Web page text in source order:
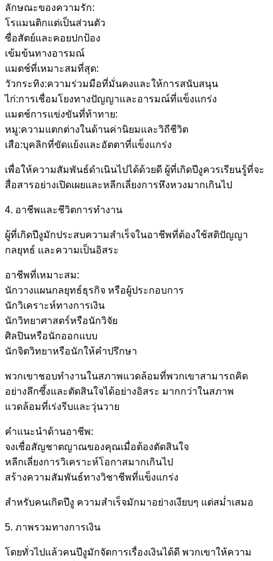
ลักษณะของความรัก:
โรแมนติกแต่เป็นส่วนตัว
ซื่อสัตย์และคอยปกป้อง
เข้มข้นทางอารมณ์
แมตช์ที่เหมาะสมที่สุด:
วัวกระทิง:ความร่วมมือที่มั่นคงและให้การสนับสนุน
ไก่:การเชื่อมโยงทางปัญญาและอารมณ์ที่แข็งแกร่ง
แมตช์การแข่งขันที่ท้าทาย:
หมู:ความแตกต่างในด้านค่านิยมและวิถีชีวิต
เสือ:บุคลิกที่ขัดแย้งและอัตตาที่แข็งแกร่ง
เพื่อให้ความสัมพันธ์ดำเนินไปได้ด้วยดี ผู้ที่เกิดปีงูควรเรียนรู้ที่จะ
สื่อสารอย่างเปิดเผยและหลีกเลี่ยงการหึงหวงมากเกินไป
4. อาชีพและชีวิตการทำงาน
ผู้ที่เกิดปีงูมักประสบความสำเร็จในอาชีพที่ต้องใช้สติปัญญา
กลยุทธ์ และความเป็นอิสระ
อาชีพที่เหมาะสม:
นักวางแผนกลยุทธ์ธุรกิจ หรือผู้ประกอบการ
นักวิเคราะห์ทางการเงิน
นักวิทยาศาสตร์หรือนักวิจัย
ศิลปินหรือนักออกแบบ
นักจิตวิทยาหรือนักให้คำปรึกษา
พวกเขาชอบทำงานในสภาพแวดล้อมที่พวกเขาสามารถคิด
อย่างลึกซึ้งและตัดสินใจได้อย่างอิสระ มากกว่าในสภาพ
แวดล้อมที่เร่งรีบและวุ่นวาย
คำแนะนำด้านอาชีพ:
จงเชื่อสัญชาตญาณของคุณเมื่อต้องตัดสินใจ
หลีกเลี่ยงการวิเคราะห์โอกาสมากเกินไป
สร้างความสัมพันธ์ทางวิชาชีพที่แข็งแกร่ง
สำหรับคนเกิดปีงู ความสำเร็จมักมาอย่างเงียบๆ แต่สม่ำเสมอ
5. ภาพรวมทางการเงิน
โดยทั่วไปแล้วคนปีงูมักจัดการเรื่องเงินได้ดี พวกเขาให้ความ